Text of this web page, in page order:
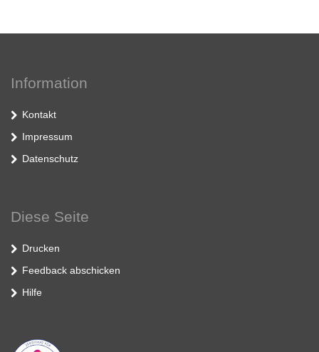
Information
Kontakt
Impressum
Datenschutz
Diese Seite
Drucken
Feedback abschicken
Hilfe